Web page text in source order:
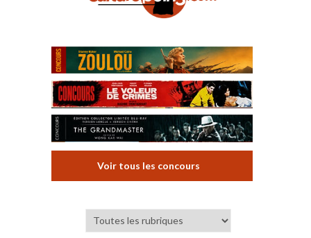
Voir tous les concours